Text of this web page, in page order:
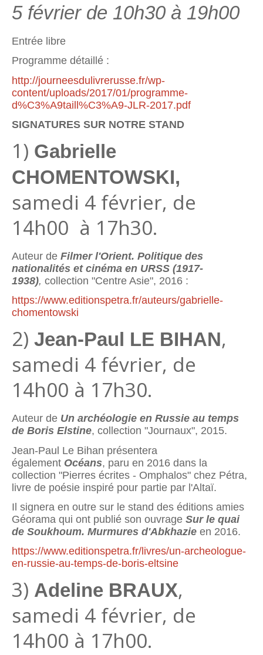
5 février de 10h30 à 19h00
Entrée libre
Programme détaillé :
http://journeesdulivrerusse.fr/wp-
content/uploads/2017/01/programme-
d%C3%A9taill%C3%A9-JLR-2017.pdf
SIGNATURES SUR NOTRE STAND
1) Gabrielle
CHOMENTOWSKI,
samedi 4 février, de
14h00 à 17h30.
Auteur de Filmer l'Orient. Politique des
nationalités et cinéma en URSS (1917-
1938), collection "Centre Asie", 2016 :
https://www.editionspetra.fr/auteurs/gabrielle-
chomentowski
2) Jean-Paul LE BIHAN,
samedi 4 février, de
14h00 à 17h30.
Auteur de Un archéologie en Russie au temps
de Boris Elstine, collection "Journaux", 2015.
Jean-Paul Le Bihan présentera
également Océans, paru en 2016 dans la
collection "Pierres écrites - Omphalos" chez Pétra,
livre de poésie inspiré pour partie par l'Altaï.
Il signera en outre sur le stand des éditions amies
Géorama qui ont publié son ouvrage Sur le quai
de Soukhoum. Murmures d'Abkhazie en 2016.
https://www.editionspetra.fr/livres/un-archeologue-
en-russie-au-temps-de-boris-eltsine
3) Adeline BRAUX,
samedi 4 février, de
14h00 à 17h00.